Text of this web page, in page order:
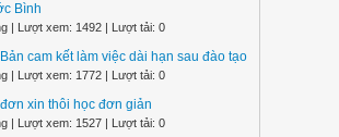
Bình
| Lượt xem: 1492 | Lượt tải: 0
cam kết làm việc dài hạn sau đào tạo
| Lượt xem: 1772 | Lượt tải: 0
xin thôi học đơn giản
| Lượt xem: 1527 | Lượt tải: 0